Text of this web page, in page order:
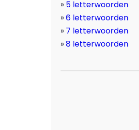
5 letterwoorden
6 letterwoorden
7 letterwoorden
8 letterwoorden